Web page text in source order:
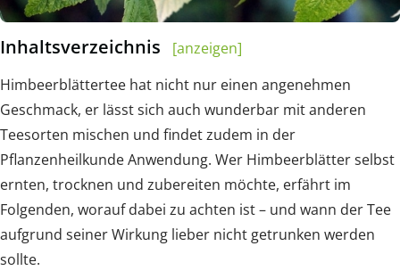
Inhaltsverzeichnis
[anzeigen]
Himbeerblättertee hat nicht nur einen angenehmen
Geschmack, er lässt sich auch wunderbar mit anderen
Teesorten mischen und findet zudem in der
Pflanzenheilkunde Anwendung. Wer Himbeerblätter selbst
ernten, trocknen und zubereiten möchte, erfährt im
Folgenden, worauf dabei zu achten ist – und wann der Tee
aufgrund seiner Wirkung lieber nicht getrunken werden
sollte.